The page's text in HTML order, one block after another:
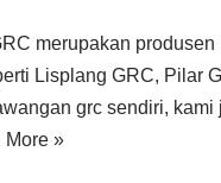
merupakan
Lisplang GRC, Pilar
grc sendiri,
More »